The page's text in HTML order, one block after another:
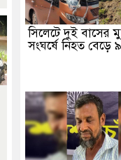
সিলেটে দুই বাসের
সংঘর্ষে নিহত বেড়ে ৯